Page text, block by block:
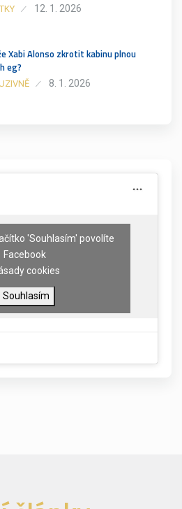
12. 1. 2026
Xabi Alonso zkrotit kabinu plnou
eg?
8. 1. 2026
'Souhlasím' povolíte
Facebook
cookies
Souhlasím